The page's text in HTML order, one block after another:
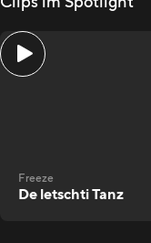
Freeze
De letschti Tanz